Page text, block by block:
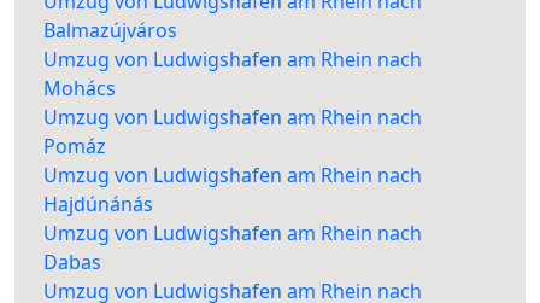
Balmazújváros
Umzug von Ludwigshafen am Rhein nach
Mohács
Umzug von Ludwigshafen am Rhein nach
Pomáz
Umzug von Ludwigshafen am Rhein nach
Hajdúnánás
Umzug von Ludwigshafen am Rhein nach
Dabas
Umzug von Ludwigshafen am Rhein nach